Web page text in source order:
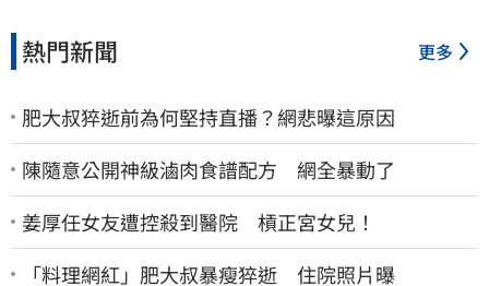
熱門新聞 更多
肥大叔猝逝前為何堅持直播？網悲曝這原因
陳隨意公開神級滷肉食譜配方 網全暴動了
姜厚任女友遭控殺到醫院 槓正宮女兒！
「料理網紅」肥大叔暴瘦猝逝 住院照片曝